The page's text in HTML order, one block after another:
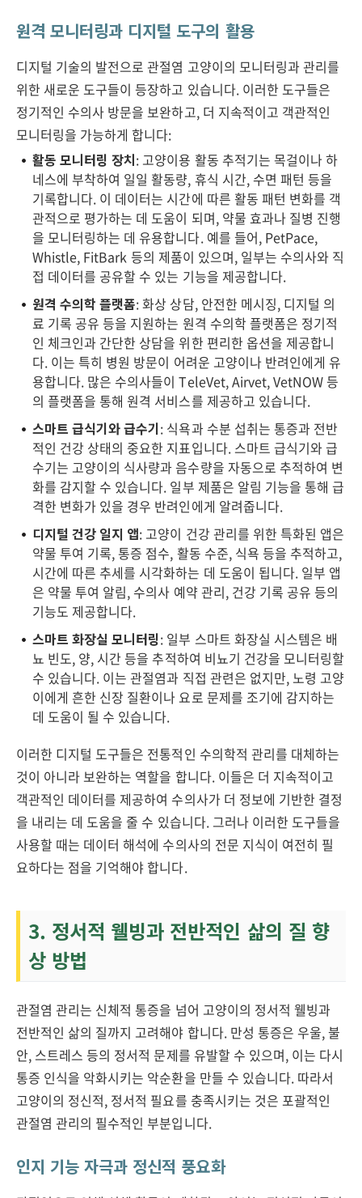
원격 모니터링과 디지털 도구의 활용
디지털 기술의 발전으로 관절염 고양이의 모니터링과 관리를
위한 새로운 도구들이 등장하고 있습니다. 이러한 도구들은
정기적인 수의사 방문을 보완하고, 더 지속적이고 객관적인
모니터링을 가능하게 합니다:
활동 모니터링 장치: 고양이용 활동 추적기는 목걸이나 하
네스에 부착하여 일일 활동량, 휴식 시간, 수면 패턴 등을
기록합니다. 이 데이터는 시간에 따른 활동 패턴 변화를 객
관적으로 평가하는 데 도움이 되며, 약물 효과나 질병 진행
을 모니터링하는 데 유용합니다. 예를 들어, PetPace,
Whistle, FitBark 등의 제품이 있으며, 일부는 수의사와 직
접 데이터를 공유할 수 있는 기능을 제공합니다.
원격 수의학 플랫폼: 화상 상담, 안전한 메시징, 디지털 의
료 기록 공유 등을 지원하는 원격 수의학 플랫폼은 정기적
인 체크인과 간단한 상담을 위한 편리한 옵션을 제공합니
다. 이는 특히 병원 방문이 어려운 고양이나 반려인에게 유
용합니다. 많은 수의사들이 TeleVet, Airvet, VetNOW 등
의 플랫폼을 통해 원격 서비스를 제공하고 있습니다.
스마트 급식기와 급수기: 식욕과 수분 섭취는 통증과 전반
적인 건강 상태의 중요한 지표입니다. 스마트 급식기와 급
수기는 고양이의 식사량과 음수량을 자동으로 추적하여 변
화를 감지할 수 있습니다. 일부 제품은 알림 기능을 통해 급
격한 변화가 있을 경우 반려인에게 알려줍니다.
디지털 건강 일지 앱: 고양이 건강 관리를 위한 특화된 앱은
약물 투여 기록, 통증 점수, 활동 수준, 식욕 등을 추적하고,
시간에 따른 추세를 시각화하는 데 도움이 됩니다. 일부 앱
은 약물 투여 알림, 수의사 예약 관리, 건강 기록 공유 등의
기능도 제공합니다.
스마트 화장실 모니터링: 일부 스마트 화장실 시스템은 배
뇨 빈도, 양, 시간 등을 추적하여 비뇨기 건강을 모니터링할
수 있습니다. 이는 관절염과 직접 관련은 없지만, 노령 고양
이에게 흔한 신장 질환이나 요로 문제를 조기에 감지하는
데 도움이 될 수 있습니다.
이러한 디지털 도구들은 전통적인 수의학적 관리를 대체하는
것이 아니라 보완하는 역할을 합니다. 이들은 더 지속적이고
객관적인 데이터를 제공하여 수의사가 더 정보에 기반한 결정
을 내리는 데 도움을 줄 수 있습니다. 그러나 이러한 도구들을
사용할 때는 데이터 해석에 수의사의 전문 지식이 여전히 필
요하다는 점을 기억해야 합니다.
3. 정서적 웰빙과 전반적인 삶의 질 향
상 방법
관절염 관리는 신체적 통증을 넘어 고양이의 정서적 웰빙과
전반적인 삶의 질까지 고려해야 합니다. 만성 통증은 우울, 불
안, 스트레스 등의 정서적 문제를 유발할 수 있으며, 이는 다시
통증 인식을 악화시키는 악순환을 만들 수 있습니다. 따라서
고양이의 정신적, 정서적 필요를 충족시키는 것은 포괄적인
관절염 관리의 필수적인 부분입니다.
인지 기능 자극과 정신적 풍요화